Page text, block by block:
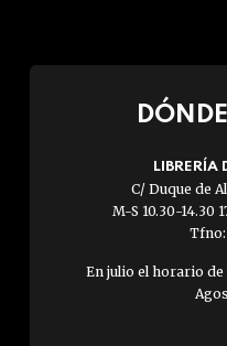
LIBRERÍA
C/ Duque de
M-S 10.30-14.30
Tfno:
En julio el horario de